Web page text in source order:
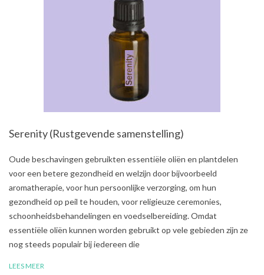
Serenity (Rustgevende samenstelling)
2021-
Oude beschavingen gebruikten essentiële oliën en plantdelen
voor een betere gezondheid en welzijn door bijvoorbeeld
aromatherapie, voor hun persoonlijke verzorging, om hun
gezondheid op peil te houden, voor religieuze ceremonies,
schoonheidsbehandelingen en voedselbereiding. Omdat
essentiële oliën kunnen worden gebruikt op vele gebieden zijn ze
nog steeds populair bij iedereen die
LEES MEER